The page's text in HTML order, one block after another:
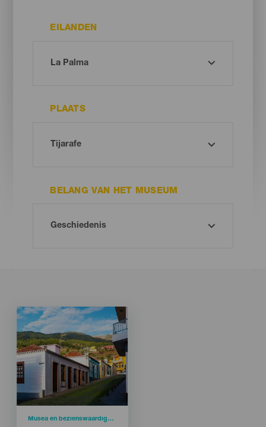
EILANDEN
PLAATS
BELANG VAN HET MUSEUM
Imagen
Listado
Imagen
Categoría Musea en bezienswaardigheden